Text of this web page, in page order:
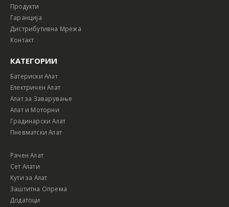
Продукти
Гаранција
Дистрибутивна Мрежа
Контакт
КАТЕГОРИИ
Батериски Алат
Електричен Алат
Алат за Заварување
Алат и Моторни
Градинарски Алат
Пневматски Алат
Рачен Алат
Сет Алати
Кути за Алат
Заштитна Опрема
Додатоци